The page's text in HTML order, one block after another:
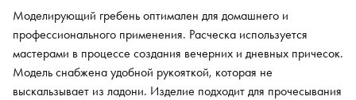
Моделирующий гребень оптимален для домашнего и
профессионального применения. Расческа используется
мастерами в процессе создания вечерних и дневных причесок.
Модель снабжена удобной рукояткой, которая не
выскальзывает из ладони. Изделие подходит для прочесывания